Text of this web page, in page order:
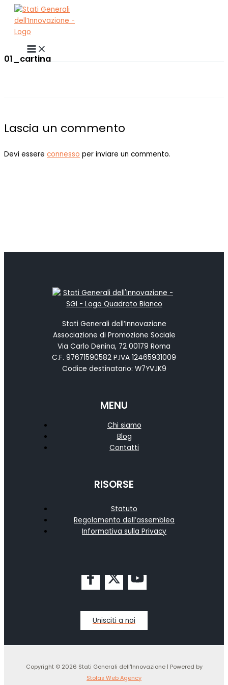
contenuto
01_cartina
Lascia un commento
Devi essere connesso per inviare un commento.
Stati Generali dell’Innovazione
Associazione di Promozione Sociale
Via Carlo Denina, 72 00179 Roma
C.F. 97671590582 P.IVA 12465931009
Codice destinatario: W7YVJK9
MENU
Chi siamo
Blog
Contatti
RISORSE
Statuto
Regolamento dell’assemblea
Informativa sulla Privacy
Unisciti a noi
Copyright © 2026 Stati Generali dell'Innovazione | Powered by
Stolas Web Agency